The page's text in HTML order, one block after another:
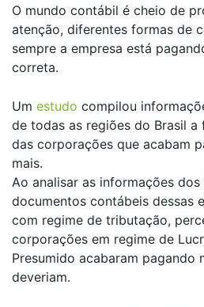
O mundo contábil é cheio de
atenção, diferentes formas de
sempre a empresa está
correta.
Um estudo compilou
de todas as regiões do Brasil
das corporações que acabam
mais.
Ao analisar as informações
documentos contábeis dessas
com regime de tributação,
corporações em regime de
Presumido acabaram pagando
deveriam.